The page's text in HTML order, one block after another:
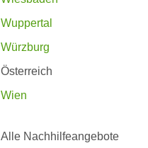
Wuppertal
Würzburg
Österreich
Wien
Alle Nachhilfeangebote